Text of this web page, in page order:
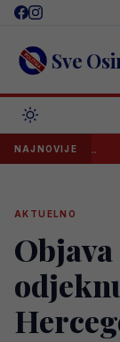
Skip
content Sve
NAJNOVIJE
većine..
AKTUELNO